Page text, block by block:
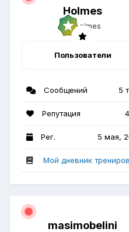
Holmes
Пользователи
Сообщений 5
Репутация
Рег. 5 мая,
Мой дневник
masimobelini